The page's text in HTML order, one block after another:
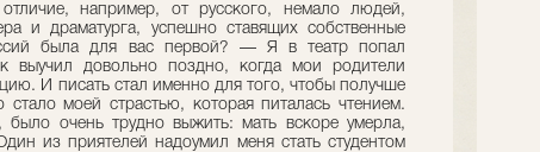
например, от русского, немало людей,
и драматурга, успешно ставящих собственные
была для вас первой? — Я в театр попал
выучил довольно поздно, когда мои родители
И писать стал именно для того, чтобы получше
стало моей страстью, которая питалась чтением.
было очень трудно выжить: мать вскоре умерла,
из приятелей надоумил меня стать студентом